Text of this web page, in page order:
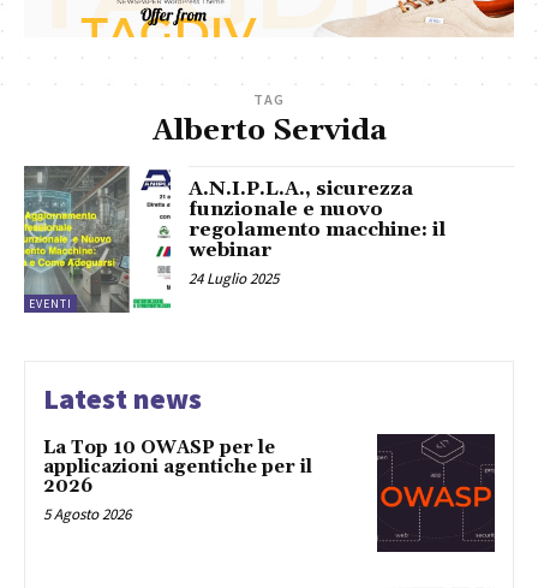
TAG
Alberto Servida
EVENTI
A.N.I.P.L.A., sicurezza
funzionale e nuovo
regolamento macchine: il
webinar
24 Luglio 2025
Latest news
La Top 10 OWASP per le
applicazioni agentiche per il
2026
5 Agosto 2026